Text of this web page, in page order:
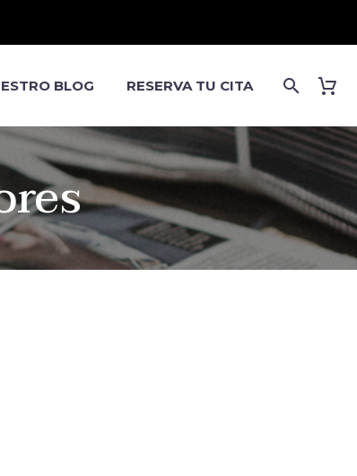
BLOG RESERVA TU CITA